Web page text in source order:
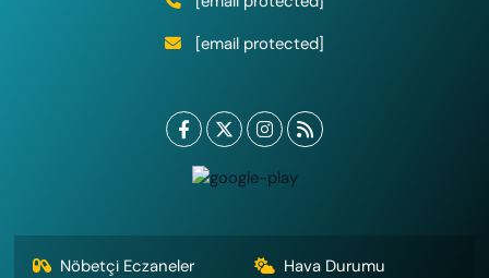
[email protected]
Nöbetçi Eczaneler
Hava Durumu